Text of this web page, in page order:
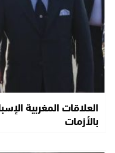
العلاقات المغربية
بالأزمات